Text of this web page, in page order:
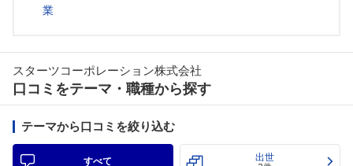
業
スターツコーポレーション株式会社
口コミをテーマ・職種から探す
テーマから口コミを絞り込む
すべて 出世